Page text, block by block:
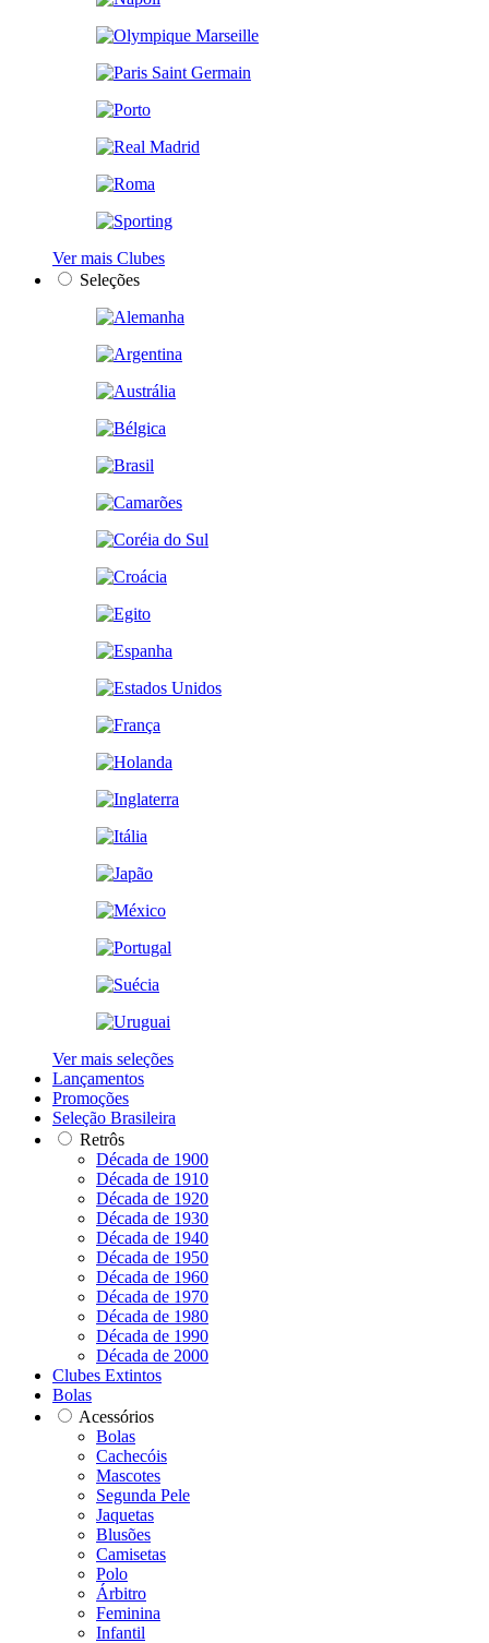
Ver mais Clubes
Seleções
Ver mais seleções
Lançamentos
Promoções
Seleção Brasileira
Retrôs
Década de 1900
Década de 1910
Década de 1920
Década de 1930
Década de 1940
Década de 1950
Década de 1960
Década de 1970
Década de 1980
Década de 1990
Década de 2000
Clubes Extintos
Bolas
Acessórios
Bolas
Cachecóis
Mascotes
Segunda Pele
Jaquetas
Blusões
Camisetas
Polo
Árbitro
Feminina
Infantil